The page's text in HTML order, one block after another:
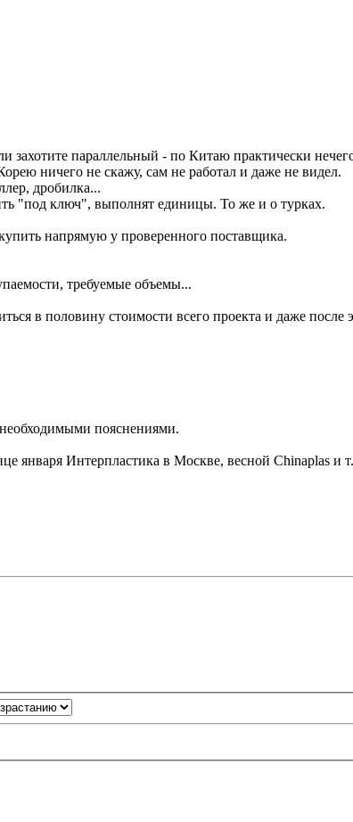
захотите параллельный - по Китаю практически
ничего не скажу, сам не работал и даже не видел.
дробилка...
"под ключ", выполнят единицы. То же и о турках.
напрямую у проверенного поставщика.
требуемые объемы...
в половину стоимости всего проекта и даже после
пояснениями.
января Интерпластика в Москве, весной Chinaplas и